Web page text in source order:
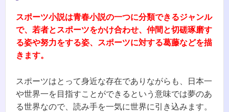
スポーツ小説は青春小説の一つに分類できるジャンル
で、若者とスポーツをかけ合わせ、仲間と切磋琢磨す
る姿や努力をする姿、スポーツに対する葛藤などを描
きます。
スポーツはとって身近な存在でありながらも、日本一
や世界一を目指すことができるという意味では夢のあ
る世界なので、読み手を一気に世界に引き込みます。